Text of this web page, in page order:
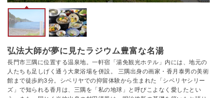
弘法大師が夢に見たラジウム豊富な名湯
長門市三隅に位置する温泉地。一軒宿「湯免観光ホテル」内には、地元の
人たちも足しげく通う大衆浴場を併設。 三隅出身の画家・香月泰男の美術
館まで徒歩約3分。シベリヤでの抑留体験から生まれた「シベリヤシリー
ズ」で知られる香月は、三隅を「私の地球」と呼びこよなく愛したとい